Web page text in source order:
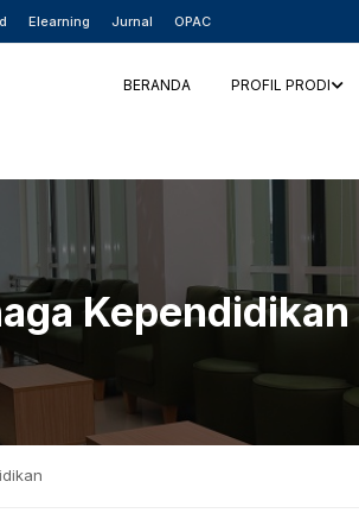
Elearning Jurnal OPAC
BERANDA PROFIL PRODI
Kependidikan